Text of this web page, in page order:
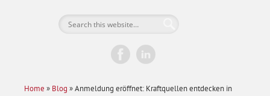
Home » Blog »Anmeldung eröffnet: Kraftquellen entdecken in